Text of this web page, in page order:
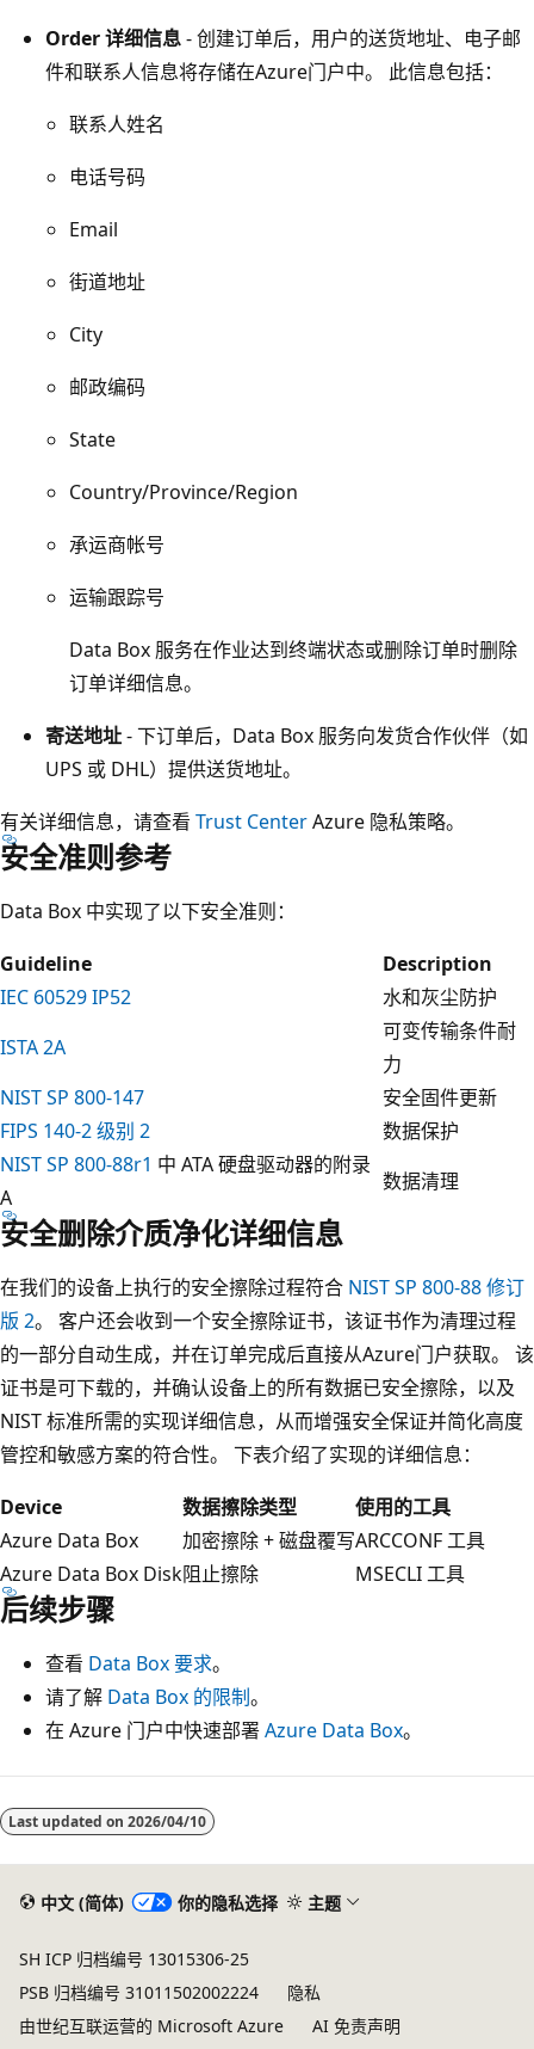
Order 详细信息- 创建订单后，用户的送货地址、电子邮
件和联系人信息将存储在Azure门户中。 此信息包括：
联系人姓名
电话号码
Email
街道地址
City
邮政编码
State
Country/Province/Region
承运商帐号
运输跟踪号
Data Box 服务在作业达到终端状态或删除订单时删除
订单详细信息。
寄送地址- 下订单后，Data Box 服务向发货合作伙伴（如
UPS 或 DHL）提供送货地址。
有关详细信息，请查看 Trust CenterAzure 隐私策略。
安全准则参考
Data Box 中实现了以下安全准则：
Guideline
Description
IEC 60529 IP52
水和灰尘防护
ISTA 2A
可变传输条件耐
力
NIST SP 800-147
安全固件更新
FIPS 140-2 级别 2
数据保护
NIST SP 800-88r1 中 ATA 硬盘驱动器的附录
A
数据清理
安全删除介质净化详细信息
在我们的设备上执行的安全擦除过程符合 NIST SP 800-88 修订
版 2。 客户还会收到一个安全擦除证书，该证书作为清理过程
的一部分自动生成，并在订单完成后直接从Azure门户获取。 该
证书是可下载的，并确认设备上的所有数据已安全擦除，以及
NIST 标准所需的实现详细信息，从而增强安全保证并简化高度
管控和敏感方案的符合性。 下表介绍了实现的详细信息：
Device
数据擦除类型
使用的工具
Azure Data Box
加密擦除 + 磁盘覆写ARCCONF 工具
Azure Data Box Disk阻止擦除 MSECLI 工具
后续步骤
查看 Data Box 要求。
请了解 Data Box 的限制。
在 Azure 门户中快速部署Azure Data Box。
Last updated on 2026/04/10
中文 (简体) 你的隐私选择 主题
SH ICP 归档编号 13015306-25
PSB 归档编号 31011502002224
隐私
由世纪互联运营的 Microsoft Azure
AI 免责声明